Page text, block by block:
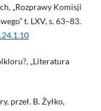
„Rozprawy Komisji
t. LXV, s. 63–83.
„Literatura
przeł. B. Żyłko,